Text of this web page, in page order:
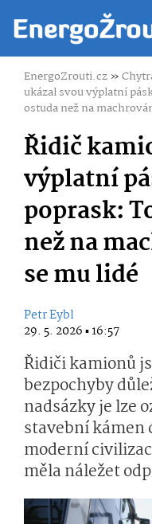
EnergoZrouti.cz»
ukázal svou výplatní
ostuda než na
Řidič
výplatní
poprask:
než na
se mu lidé
Petr Eybl
29. 5. 2026 ▪ 16:57
Řidiči kamionů
bezpochyby
nadsázky je lze
stavební kámen
moderní
měla náležet